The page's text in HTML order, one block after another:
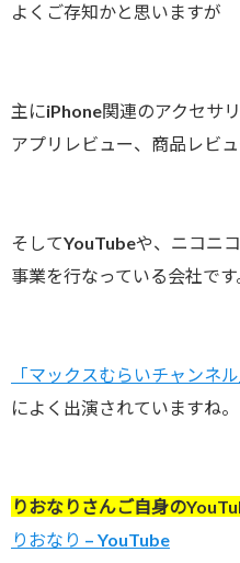
よくご存知かと思いますが
主にiPhone関連のアクセサ
アプリレビュー、商品レビュ
そしてYouTubeや、ニコニ
事業を行なっている会社です
「マックスむらいチャンネル
によく出演されていますね。
りおなりさんご自身の
りおなり – YouTube